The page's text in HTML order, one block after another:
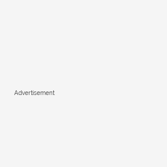
Advertisement